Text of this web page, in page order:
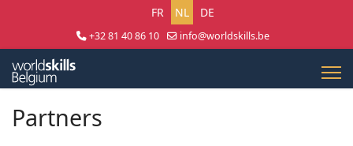
Selecteer uw taal
FR NL DE
+32 81 40 86 10
info@worldskills.be
Partners